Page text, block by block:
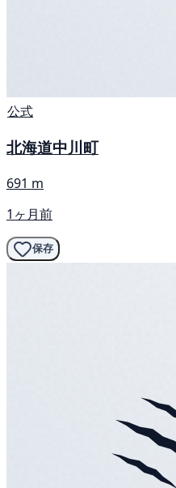
公式
北海道中川町
691 m
1ヶ月前
保存